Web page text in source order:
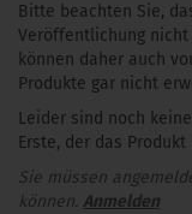
Bitte beachten Sie,
Veröffentlichung
können daher auch
Produkte gar nicht
Leider sind noch
Erste, der das
Sie müssen
können. Anmelden